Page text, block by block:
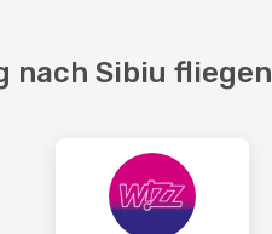
nach Sibiu fliegen